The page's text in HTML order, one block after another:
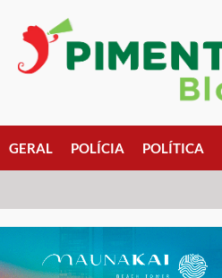
GERAL POLÍCIA POLÍTICA